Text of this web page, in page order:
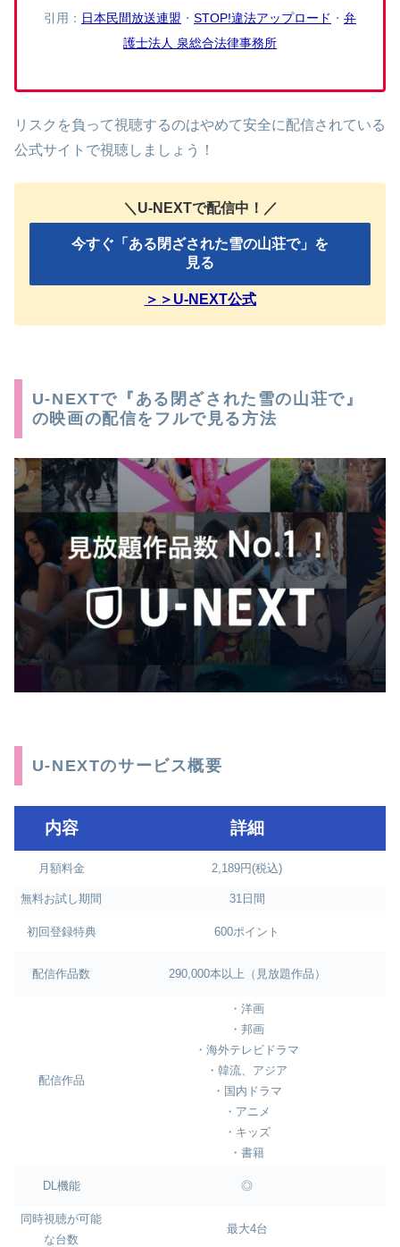
引用： 日本民間放送連盟 ・ STOP!違法アップロード ・ 弁
護士法人 泉総合法律事務所
リスクを負って視聴するのはやめて安全に配信されている
公式サイトで視聴しましょう！
＼U-NEXTで配信中！／
今すぐ「ある閉ざされた雪の山荘で」を
見る
＞＞U-NEXT公式
U-NEXTで『ある閉ざされた雪の山荘で』
の映画の配信をフルで見る方法
U-NEXTのサービス概要
内容 詳細
月額料金 2,189円(税込)
無料お試し期間 31日間
初回登録特典 600ポイント
配信作品数 290,000本以上（見放題作品）
配信作品
・洋画
・邦画
・海外テレビドラマ
・韓流、アジア
・国内ドラマ
・アニメ
・キッズ
・書籍
DL機能 ◎
同時視聴が可能
な台数
最大4台